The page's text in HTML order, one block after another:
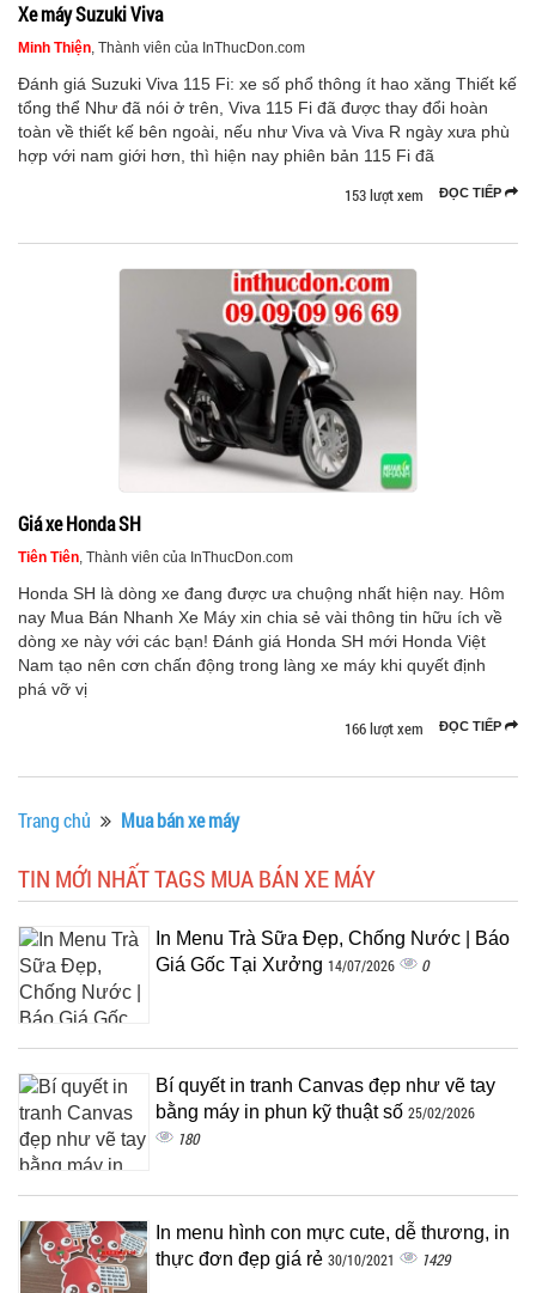
Xe máy Suzuki Viva
Minh Thiện, Thành viên của InThucDon.com
Đánh giá Suzuki Viva 115 Fi: xe số phổ thông ít hao xăng Thiết kế
tổng thể Như đã nói ở trên, Viva 115 Fi đã được thay đổi hoàn
toàn về thiết kế bên ngoài, nếu như Viva và Viva R ngày xưa phù
hợp với nam giới hơn, thì hiện nay phiên bản 115 Fi đã
ĐỌC TIẾP
153 lượt xem
Giá xe Honda SH
Tiên Tiên, Thành viên của InThucDon.com
Honda SH là dòng xe đang được ưa chuộng nhất hiện nay. Hôm
nay Mua Bán Nhanh Xe Máy xin chia sẻ vài thông tin hữu ích về
dòng xe này với các bạn! Đánh giá Honda SH mới Honda Việt
Nam tạo nên cơn chấn động trong làng xe máy khi quyết định
phá vỡ vị
ĐỌC TIẾP
166 lượt xem
Trang chủ Mua bán xe máy
TIN MỚI NHẤT TAGS MUA BÁN XE MÁY
In Menu Trà Sữa Đẹp, Chống Nước | Báo
Giá Gốc Tại Xưởng 14/07/2026 0
Bí quyết in tranh Canvas đẹp như vẽ tay
bằng máy in phun kỹ thuật số 25/02/2026
180
In menu hình con mực cute, dễ thương, in
thực đơn đẹp giá rẻ 30/10/2021 1429